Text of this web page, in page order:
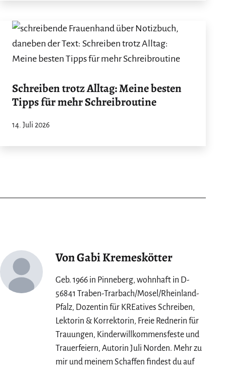
Schreiben trotz Alltag: Meine besten
Tipps für mehr Schreibroutine
14. Juli 2026
Von Gabi Kremeskötter
Geb. 1966 in Pinneberg, wohnhaft in D-
56841 Traben-Trarbach/Mosel/Rheinland-
Pfalz, Dozentin für KREatives Schreiben,
Lektorin & Korrektorin, Freie Rednerin für
Trauungen, Kinderwillkommensfeste und
Trauerfeiern, Autorin Juli Norden. Mehr zu
mir und meinem Schaffen findest du auf